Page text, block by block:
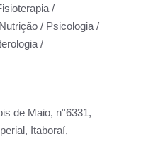
/
/ Psicologia /
/
de Maio, n°6331,
Itaboraí,